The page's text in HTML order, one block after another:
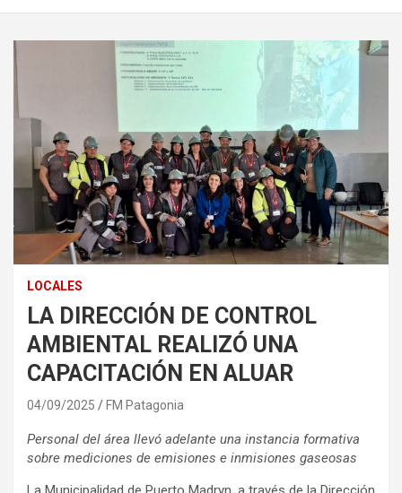
LOCALES
LA DIRECCIÓN DE CONTROL
AMBIENTAL REALIZÓ UNA
CAPACITACIÓN EN ALUAR
04/09/2025 FM Patagonia
Personal del área llevó adelante una instancia formativa
sobre mediciones de emisiones e inmisiones gaseosas